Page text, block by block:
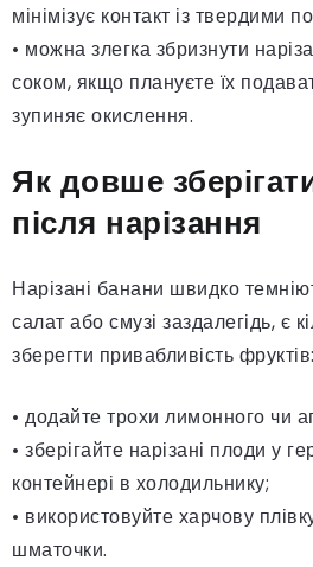
мінімізує контакт із твердими
• можна злегка збризнути
соком, якщо плануєте їх
зупиняє окислення.
Як довше
після нарізання
Нарізані банани швидко
салат або смузі заздалегідь, є
зберегти привабливість фруктів:
• додайте трохи лимонного чи
• зберігайте нарізані плоди у
контейнері в холодильнику;
• використовуйте харчову
шматочки.